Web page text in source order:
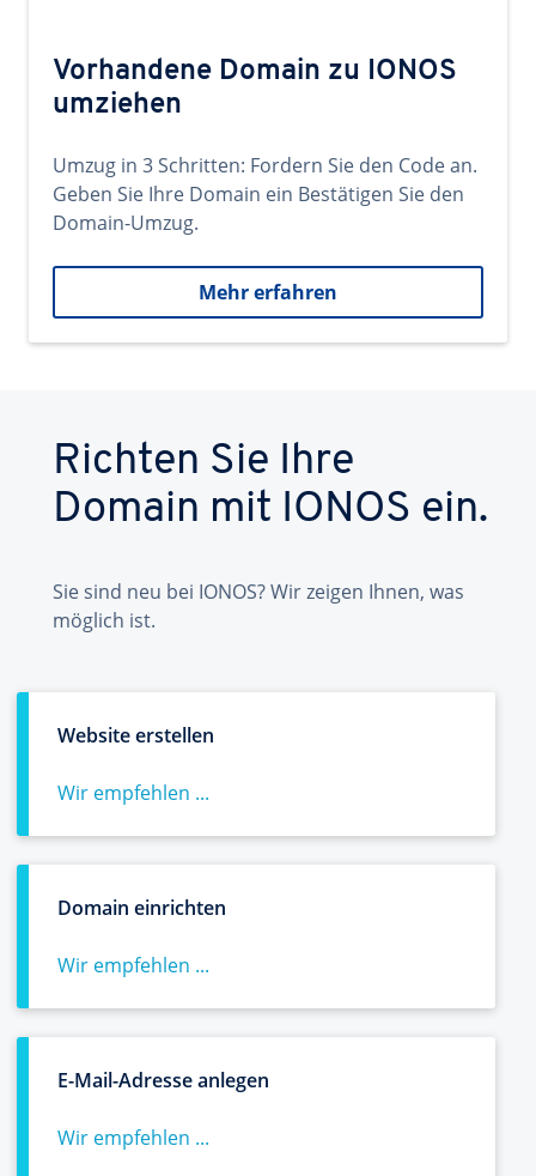
Vorhandene Domain zu IONOS
umziehen
Umzug in 3 Schritten: Fordern Sie den Code an.
Geben Sie Ihre Domain ein Bestätigen Sie den
Domain-Umzug.
Mehr erfahren
Richten Sie Ihre
Domain mit IONOS ein.
Sie sind neu bei IONOS? Wir zeigen Ihnen, was
möglich ist.
Website erstellen
Wir empfehlen ...
Domain einrichten
Wir empfehlen ...
E-Mail-Adresse anlegen
Wir empfehlen ...